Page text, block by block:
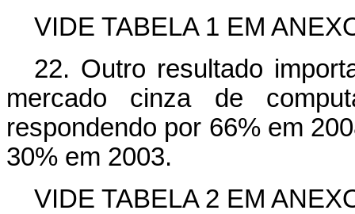
VIDE TABELA 1 EM
22. Outro resultado
mercado cinza de
respondendo por 66% em
30% em 2003.
VIDE TABELA 2 EM